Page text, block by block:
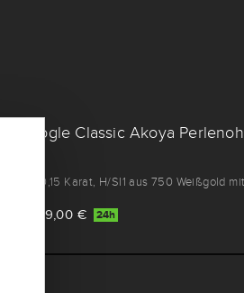
Brogle Classic Akoya
2x 0,15 Karat, H/SI1 aus 750 Weißgold
1.919,00 € 24h